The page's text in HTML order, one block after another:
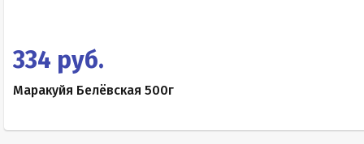
334 руб.
Маракуйя Белёвская 500г